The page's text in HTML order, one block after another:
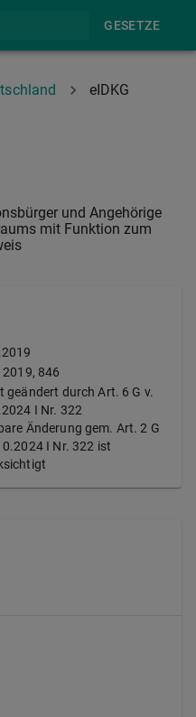
GESETZE
eIDKG
und Angehörige
mit Funktion zum
2019, 846
geändert durch Art. 6 G v.
I Nr. 322
Änderung gem. Art. 2 G
I Nr. 322 ist